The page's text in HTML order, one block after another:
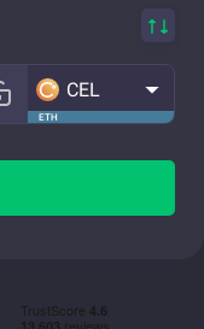
ETH
CEL